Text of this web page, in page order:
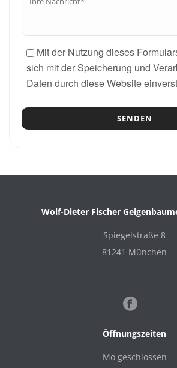
Mit der Nutzung dieses
sich mit der Speicherung und
Daten durch diese Website
Wolf-Dieter Fischer
Spiegelstraße 8
81241 München
Öffnungszeiten
Mo geschlossen